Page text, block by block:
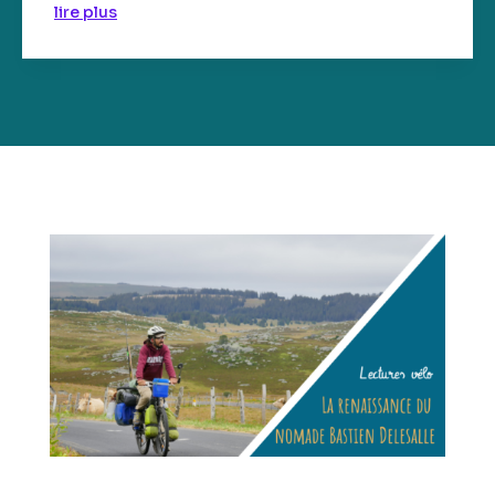
lire plus